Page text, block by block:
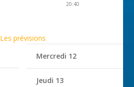
20:40
Les prévisions
Mercredi 12
Jeudi 13